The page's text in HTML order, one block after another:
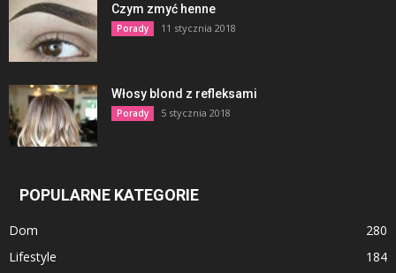
Czym zmyć henne
Porady 11 stycznia 2018
Włosy blond z refleksami
Porady 5 stycznia 2018
POPULARNE KATEGORIE
Dom
280
Lifestyle
184